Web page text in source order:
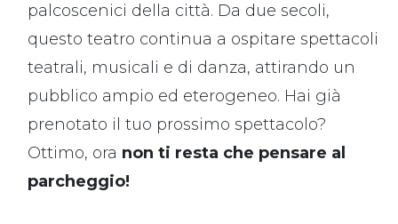
palcoscenici della città. Da due secoli,
questo teatro continua a ospitare spettacoli
teatrali, musicali e di danza, attirando un
pubblico ampio ed eterogeneo. Hai già
prenotato il tuo prossimo spettacolo?
Ottimo, ora non ti resta che pensare al
parcheggio!